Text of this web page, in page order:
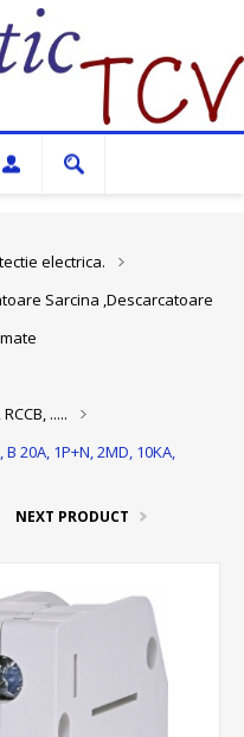
electrica.
Sarcina ,Descarcatoare
.....
B 20A, 1P+N, 2MD, 10KA,
NEXT PRODUCT